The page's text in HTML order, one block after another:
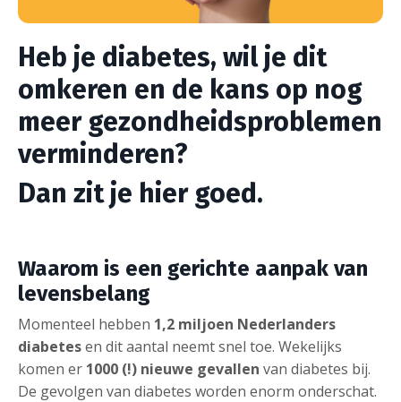
Heb je diabetes, wil je dit
omkeren en de kans op nog
meer gezondheidsproblemen
verminderen?
Dan zit je hier goed.
Waarom is een gerichte aanpak van
levensbelang
Momenteel hebben 1,2 miljoen Nederlanders
diabetesen dit aantal neemt snel toe. Wekelijks
komen er 1000 (!) nieuwe gevallen van diabetes bij.
De gevolgen van diabetes worden enorm onderschat.